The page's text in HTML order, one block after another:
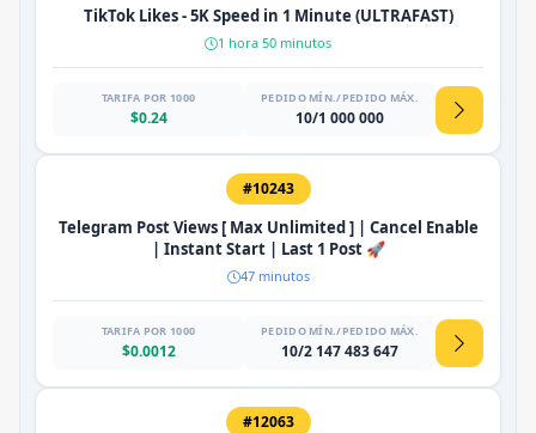
TikTok Likes - 5K Speed ​​in 1 Minute (ULTRAFAST)
1 hora 50 minutos
TARIFA POR 1000
$0.24
PEDIDO MÍN./PEDIDO MÁX.
10/1 000 000
#10243
Telegram Post Views [ Max Unlimited ] | Cancel Enable
| Instant Start | Last 1 Post 🚀
47 minutos
TARIFA POR 1000
$0.0012
PEDIDO MÍN./PEDIDO MÁX.
10/2 147 483 647
#12063